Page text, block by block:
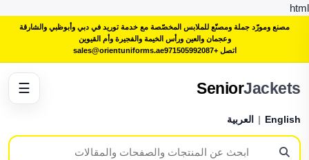
html
مصنع ومورّد جملة ومصنّع للملابس المخصّصة مع خدمة توريد في دبي وأبوظبي والشارقة
وعجمان والعين ورأس الخيمة والفجيرة وأم القيوين
اتصل +971505992087
sales@orientuniforms.ae
SeniorJackets
English
| العربية
☰